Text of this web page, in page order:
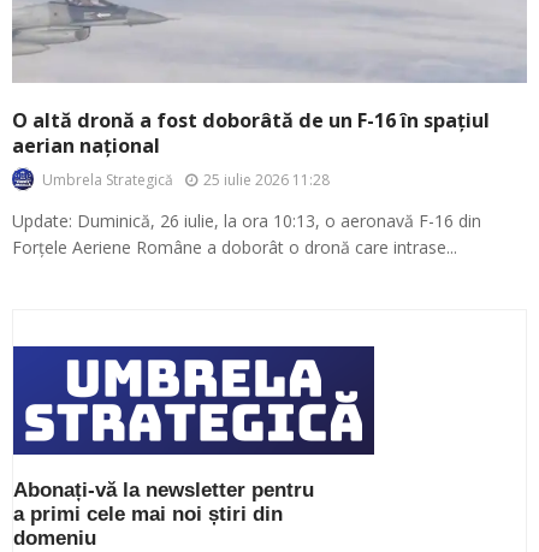
O altă dronă a fost doborâtă de un F-16 în spațiul
aerian național
Umbrela Strategică 25 iulie 2026 11:28
Update: Duminică, 26 iulie, la ora 10:13, o aeronavă F-16 din
Forțele Aeriene Române a doborât o dronă care intrase...
Abonați-vă la newsletter pentru
a primi cele mai noi știri din
domeniu